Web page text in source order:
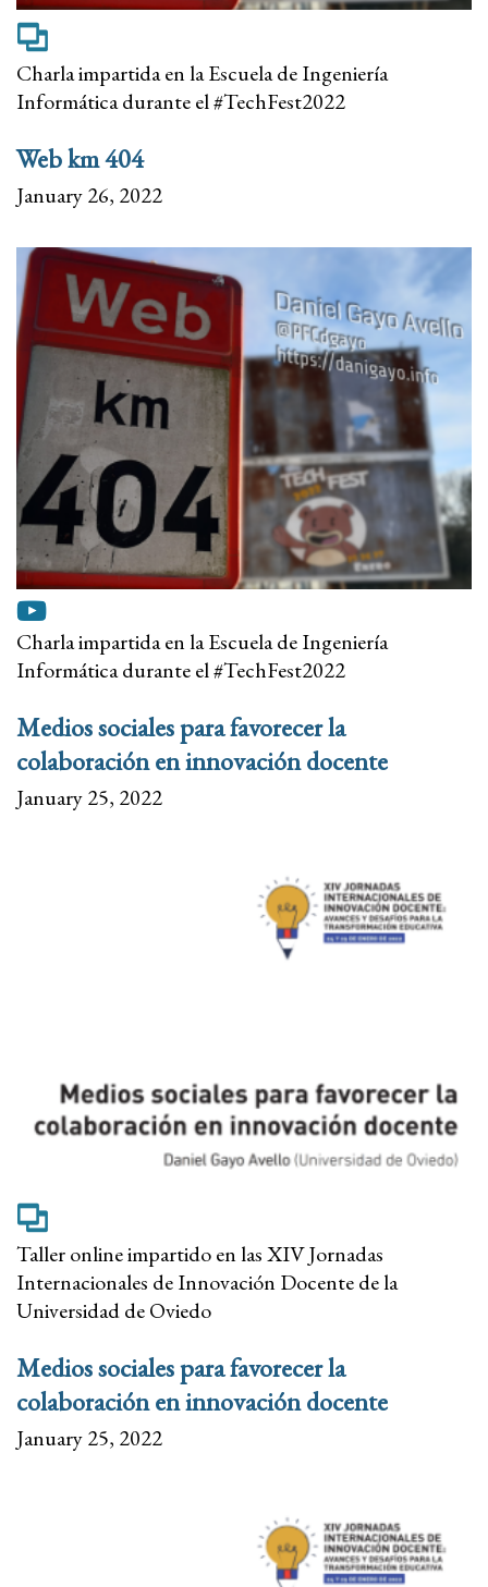
Charla impartida en la Escuela de Ingeniería
Informática durante el #TechFest2022
Web km 404
January 26, 2022
Charla impartida en la Escuela de Ingeniería
Informática durante el #TechFest2022
Medios sociales para favorecer la
colaboración en innovación docente
January 25, 2022
Taller online impartido en las XIV Jornadas
Internacionales de Innovación Docente de la
Universidad de Oviedo
Medios sociales para favorecer la
colaboración en innovación docente
January 25, 2022